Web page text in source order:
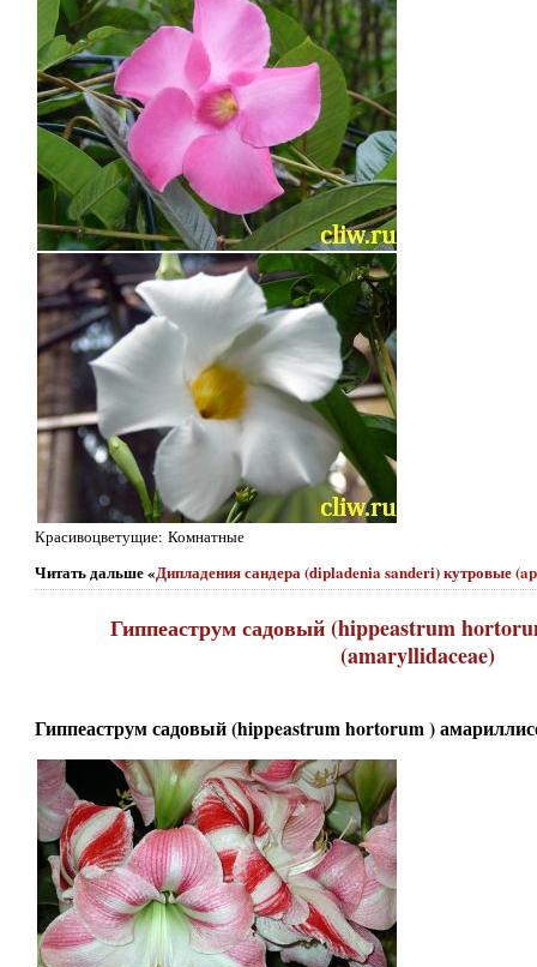
Красивоцветущие: Комнатные
Читать дальше «Дипладения сандера (dipladenia sanderi) кутровые
Гиппеаструм садовый (hippeastrum
(amaryllidaceae)
Гиппеаструм садовый (hippeastrum hortorum )